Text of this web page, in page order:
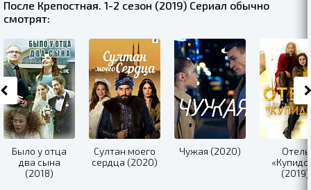
После Крепостная. 1-2 сезон (2019) Сериал обычно
смотрят:
Было у отца
два сына
(2018)
Султан моего
сердца (2020)
Чужая (2020)
Отель
(2019)